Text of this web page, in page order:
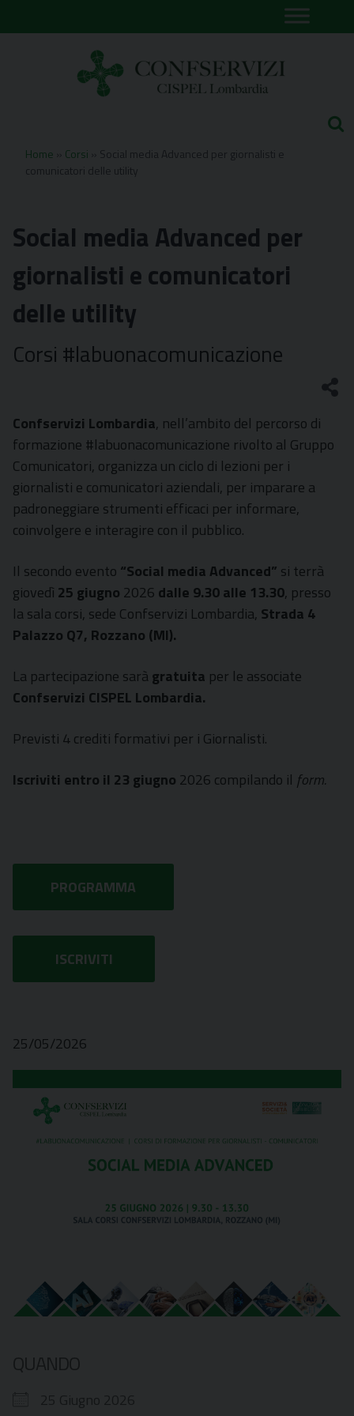
to
Home Corsi
Social media Advanced per giornalisti e
comunicatori delle utility
Social media Advanced per
giornalisti e comunicatori
delle utility
Corsi #labuonacomunicazione
Confservizi Lombardia, nell’ambito del percorso di
formazione #labuonacomunicazione rivolto al Gruppo
Comunicatori, organizza un ciclo di lezioni per i
giornalisti e comunicatori aziendali, per imparare a
padroneggiare strumenti efficaci per informare,
coinvolgere e interagire con il pubblico.
Il secondo evento “Social media Advanced” si terrà
giovedì 25 giugno 2026 dalle 9.30 alle 13.30, presso
la sala corsi, sede Confservizi Lombardia, Strada 4
Palazzo Q7, Rozzano (MI).
La partecipazione sarà gratuita per le associate
Confservizi CISPEL Lombardia.
Previsti 4 crediti formativi per i Giornalisti.
Iscriviti entro il 23 giugno 2026 compilando il form.
PROGRAMMA
ISCRIVITI
25/05/2026